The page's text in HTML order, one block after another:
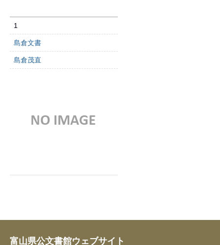
1
島倉文書
島倉茂直
富山県公文書館ウェブサイト